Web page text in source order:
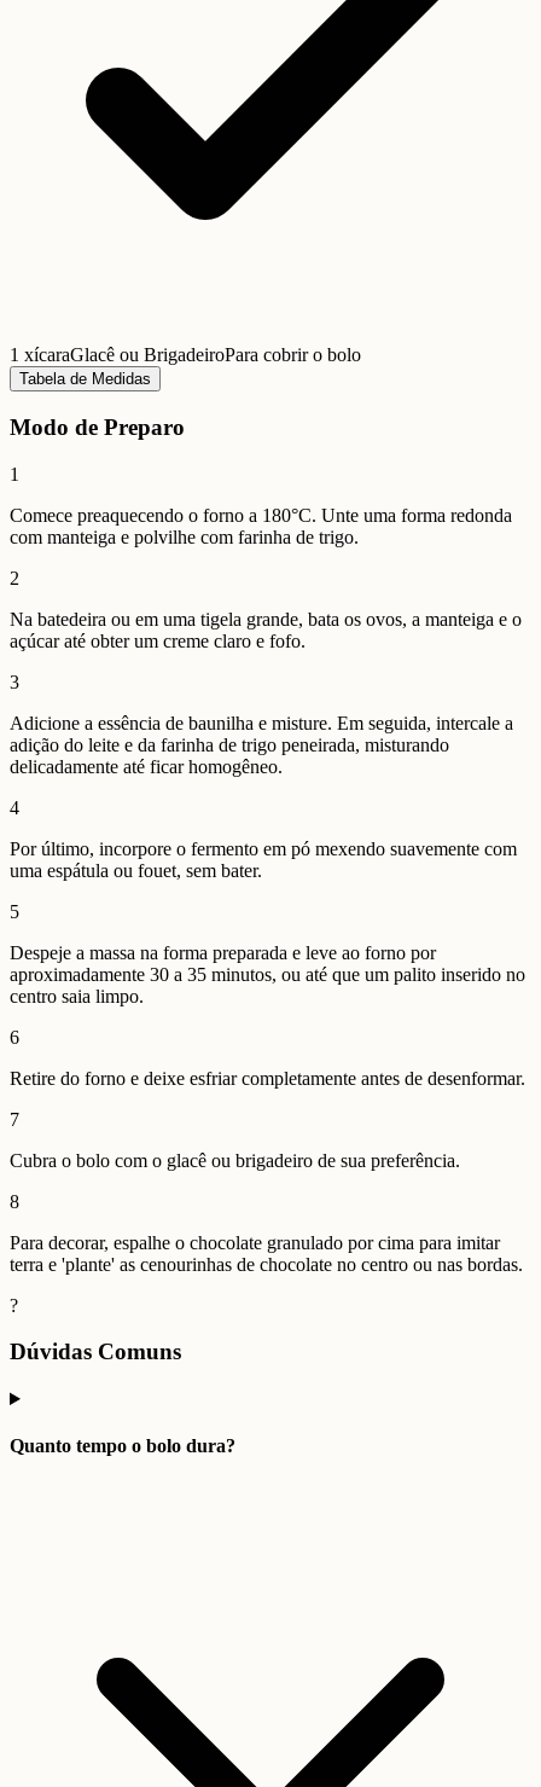
1 xícaraGlacê ou BrigadeiroPara cobrir o bolo
Tabela de Medidas
Modo de Preparo
1
Comece preaquecendo o forno a 180°C. Unte uma forma redonda
com manteiga e polvilhe com farinha de trigo.
2
Na batedeira ou em uma tigela grande, bata os ovos, a manteiga e o
açúcar até obter um creme claro e fofo.
3
Adicione a essência de baunilha e misture. Em seguida, intercale a
adição do leite e da farinha de trigo peneirada, misturando
delicadamente até ficar homogêneo.
4
Por último, incorpore o fermento em pó mexendo suavemente com
uma espátula ou fouet, sem bater.
5
Despeje a massa na forma preparada e leve ao forno por
aproximadamente 30 a 35 minutos, ou até que um palito inserido no
centro saia limpo.
6
Retire do forno e deixe esfriar completamente antes de desenformar.
7
Cubra o bolo com o glacê ou brigadeiro de sua preferência.
8
Para decorar, espalhe o chocolate granulado por cima para imitar
terra e 'plante' as cenourinhas de chocolate no centro ou nas bordas.
?
Dúvidas Comuns
Quanto tempo o bolo dura?